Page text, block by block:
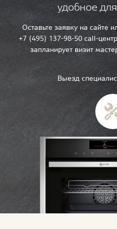
удобное
Оставьте заявку на сайте
+7 (495) 137-98-50 call-
запланирует визит
Выезд